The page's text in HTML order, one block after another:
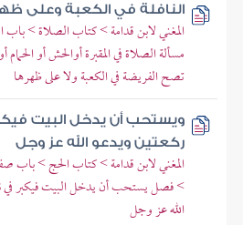
النافلة في الكعبة وعلى
المغني لابن قدامة > كتاب الصلاة >
مسألة الصلاة في المقبرة أوالحش أو
تصح الفريضة في الكعبة ولا على ظهرها
ويستحب أن يدخل البيت
ركعتين ويدعو الله عز وجل
المغني لابن قدامة > كتاب الحج > باب
> فصل يستحب أن يدخل البيت فيكبر في
الله عز وجل